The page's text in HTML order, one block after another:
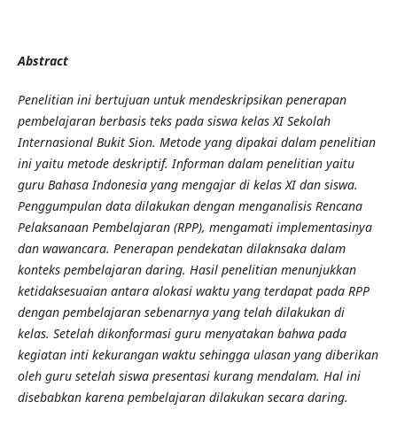
Abstract
Penelitian ini bertujuan untuk mendeskripsikan penerapan
pembelajaran berbasis teks pada siswa kelas XI Sekolah
Internasional Bukit Sion. Metode yang dipakai dalam penelitian
ini yaitu metode deskriptif. Informan dalam penelitian yaitu
guru Bahasa Indonesia yang mengajar di kelas XI dan siswa.
Penggumpulan data dilakukan dengan menganalisis Rencana
Pelaksanaan Pembelajaran (RPP), mengamati implementasinya
dan wawancara. Penerapan pendekatan dilaknsaka dalam
konteks pembelajaran daring. Hasil penelitian menunjukkan
ketidaksesuaian antara alokasi waktu yang terdapat pada RPP
dengan pembelajaran sebenarnya yang telah dilakukan di
kelas. Setelah dikonformasi guru menyatakan bahwa pada
kegiatan inti kekurangan waktu sehingga ulasan yang diberikan
oleh guru setelah siswa presentasi kurang mendalam. Hal ini
disebabkan karena pembelajaran dilakukan secara daring.